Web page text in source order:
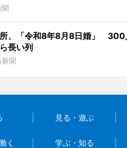
聞
、「令和8年8月8日婚」 300
長い列
新聞
見る・遊ぶ
く 学ぶ・知る